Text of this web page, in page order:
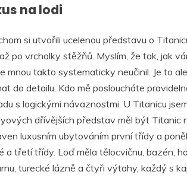
na lodi
si utvořili ucelenou představu o
po vrcholky stěžňů. Myslím, že tak, jak
mnou takto systematicky neučinil. Je to
do detailu. Kdo mě posloucháte
s logickými návaznostmi. U Titanicu
dřívějších představ měl být Titanic
luxusním ubytováním první třídy a
a třetí třídy. Loď měla tělocvičnu, bazén,
turecké lázně a čtyři výtahy, každý s